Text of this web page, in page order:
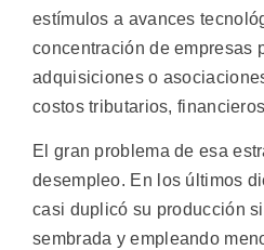
estímulos a avances
concentración de empresas
adquisiciones o
costos tributarios,
El gran problema de esa
desempleo. En los últimos
casi duplicó su producción
sembrada y empleando